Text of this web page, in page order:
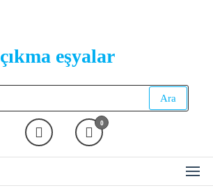
çıkma eşyalar
Ara
0